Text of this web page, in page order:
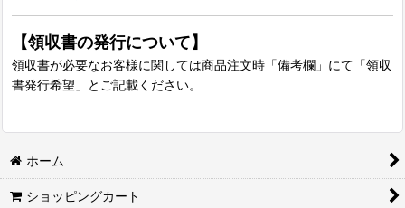
【領収書の発行について】
領収書が必要なお客様に関しては商品注文時「備考欄」にて「領収
書発行希望」とご記載ください。
ホーム
ショッピングカート